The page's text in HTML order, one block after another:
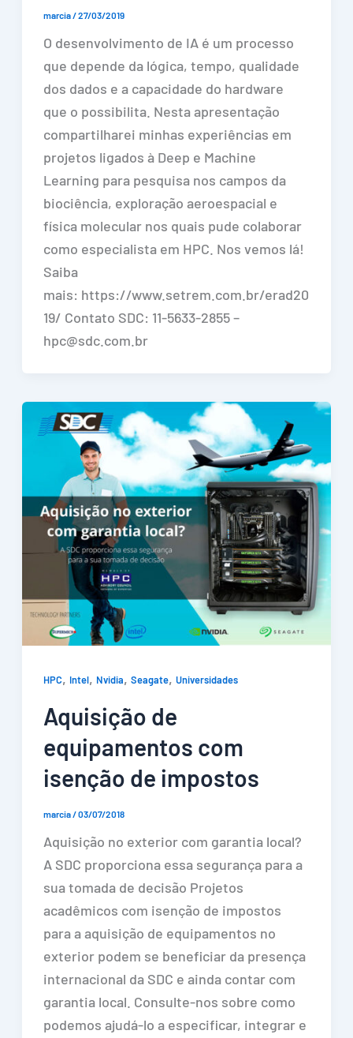
marcia/27/03/2019
O desenvolvimento de IA é um processo
que depende da lógica, tempo, qualidade
dos dados e a capacidade do hardware
que o possibilita. Nesta apresentação
compartilharei minhas experiências em
projetos ligados à Deep e Machine
Learning para pesquisa nos campos da
biociência, exploração aeroespacial e
física molecular nos quais pude colaborar
como especialista em HPC. Nos vemos lá!
Saiba
mais: https://www.setrem.com.br/erad20
19/ Contato SDC: 11-5633-2855 –
hpc@sdc.com.br
HPC, Intel, Nvidia, Seagate, Universidades
Aquisição de
equipamentos com
isenção de impostos
marcia/03/07/2018
Aquisição no exterior com garantia local?
A SDC proporciona essa segurança para a
sua tomada de decisão Projetos
acadêmicos com isenção de impostos
para a aquisição de equipamentos no
exterior podem se beneficiar da presença
internacional da SDC e ainda contar com
garantia local. Consulte-nos sobre como
podemos ajudá-lo a especificar, integrar e